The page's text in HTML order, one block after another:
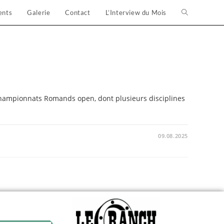
Galerie Contact L’Interview du Mois
Romands open, dont plusieurs disciplines
09.08.2025